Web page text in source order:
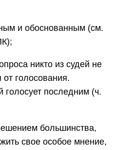
и обоснованным (см.
никто из судей не
голосования.
последним (ч.
большинства,
свое особое мнение,